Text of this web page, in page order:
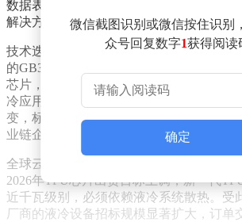
数据表明，液冷技术正从边缘选项转变为
解决方案，市场空间呈现指数级扩张态势。
技术迭代与头部企业示范效应形成双重催
的GB300服务器采用全冷板式液冷架构，
芯片，其AI训练服务器液冷渗透率已达
冷应用比例突破50%。这种从"可选配置"
变，标志着液冷技术正式成为高端计算设
业链企业带来确定性增长机遇。
全球云服务商的采购需求进一步印证行业
2026年TPU芯片出货目标上调，新一代
近千瓦级别，必须依赖液冷系统散热。受
厂商的液冷设备招标规模显著扩大，订单
微信截图识别或微信按住识别
众号回复数字1获得阅读
确定